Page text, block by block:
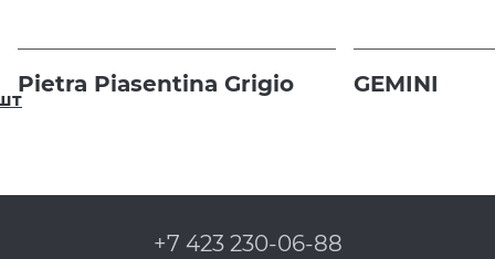
Pietra Piasentina Grigio GEMINI
+7 423 230-06-88